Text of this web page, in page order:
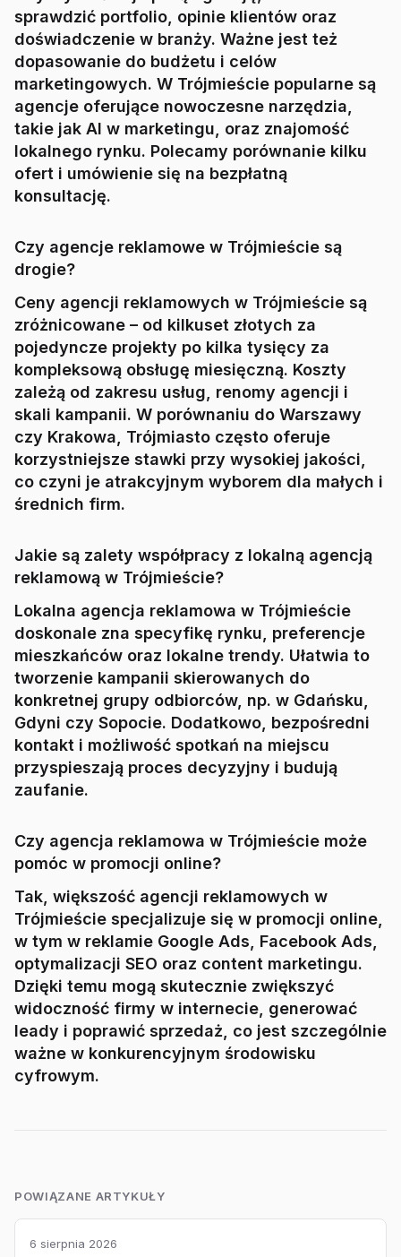
sprawdzić portfolio, opinie klientów oraz
doświadczenie w branży. Ważne jest też
dopasowanie do budżetu i celów
marketingowych. W Trójmieście popularne są
agencje oferujące nowoczesne narzędzia,
takie jak AI w marketingu, oraz znajomość
lokalnego rynku. Polecamy porównanie kilku
ofert i umówienie się na bezpłatną
konsultację.
Czy agencje reklamowe w Trójmieście są
drogie?
Ceny agencji reklamowych w Trójmieście są
zróżnicowane – od kilkuset złotych za
pojedyncze projekty po kilka tysięcy za
kompleksową obsługę miesięczną. Koszty
zależą od zakresu usług, renomy agencji i
skali kampanii. W porównaniu do Warszawy
czy Krakowa, Trójmiasto często oferuje
korzystniejsze stawki przy wysokiej jakości,
co czyni je atrakcyjnym wyborem dla małych i
średnich firm.
Jakie są zalety współpracy z lokalną agencją
reklamową w Trójmieście?
Lokalna agencja reklamowa w Trójmieście
doskonale zna specyfikę rynku, preferencje
mieszkańców oraz lokalne trendy. Ułatwia to
tworzenie kampanii skierowanych do
konkretnej grupy odbiorców, np. w Gdańsku,
Gdyni czy Sopocie. Dodatkowo, bezpośredni
kontakt i możliwość spotkań na miejscu
przyspieszają proces decyzyjny i budują
zaufanie.
Czy agencja reklamowa w Trójmieście może
pomóc w promocji online?
Tak, większość agencji reklamowych w
Trójmieście specjalizuje się w promocji online,
w tym w reklamie Google Ads, Facebook Ads,
optymalizacji SEO oraz content marketingu.
Dzięki temu mogą skutecznie zwiększyć
widoczność firmy w internecie, generować
leady i poprawić sprzedaż, co jest szczególnie
ważne w konkurencyjnym środowisku
cyfrowym.
POWIĄZANE ARTYKUŁY
6 sierpnia 2026